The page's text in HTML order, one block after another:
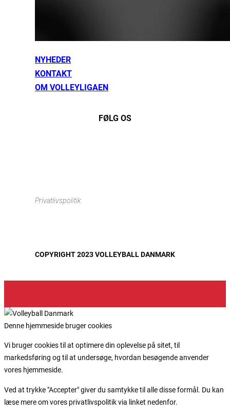
NYHEDER
KONTAKT
OM VOLLEYLIGAEN
FØLG OS
Privatlivspolitik
COPYRIGHT 2023 VOLLEYBALL DANMARK
Denne hjemmeside bruger cookies
Vi bruger cookies til at optimere din oplevelse på sitet, til
markedsføring og til at undersøge, hvordan besøgende anvender
vores hjemmeside.
Ved at trykke "Accepter" giver du samtykke til alle disse formål. Du kan
læse mere om vores privatlivspolitik via linket nedenfor.